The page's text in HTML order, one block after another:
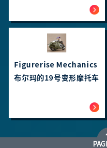
Figurerise Mechanics
布尔玛的19号变形摩托车